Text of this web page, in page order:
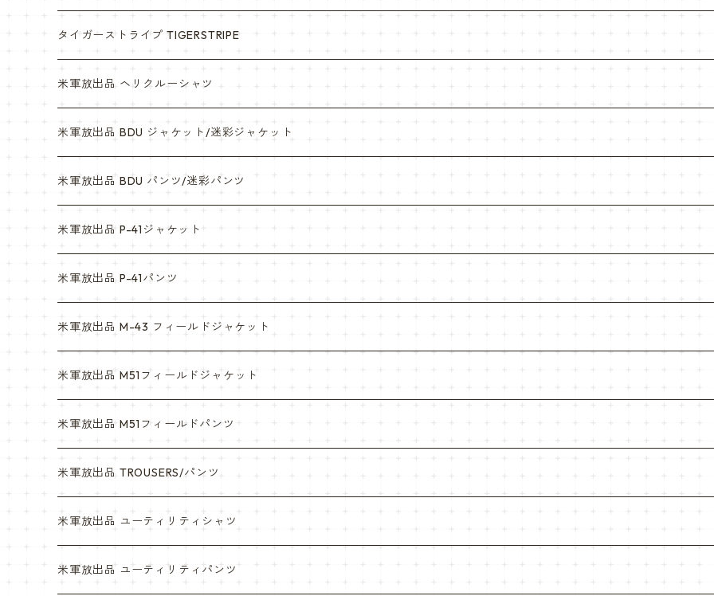
タイガーストライプ TIGERSTRIPE
米軍放出品 ヘリクルーシャツ
米軍放出品 BDU ジャケット/迷彩ジャケット
ウッドランド
ACU
マルチカム
3c
6c
デザート
デザートマーパット
ABU
NWU
米軍放出品 BDU パンツ/迷彩パンツ
ウッドランド
ACU
マルチカム
3c
6c
デザート
デザートマーパット
ABU
米軍放出品 P-41ジャケット
米軍放出品 P-41パンツ
米軍放出品 M-43 フィールドジャケット
米軍放出品 M51フィールドジャケット
米軍放出品 M51フィールドパンツ
米軍放出品 TROUSERS/パンツ
米軍放出品 ユーティリティシャツ
米軍放出品 ユーティリティパンツ